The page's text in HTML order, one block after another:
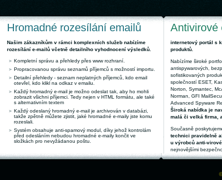
Hromadné rozesílání emailů
Našim zákazníkům v rámci komplexních služeb nabízíme
rozesílání e-mailů včetně detailního vyhodnocení výsledků.
Kompletní správu a přehledy přes www rozhraní.
Propracovanou správu seznamů příjemců s možností importu.
Detailní přehledy - seznam neplatných příjemců, kdo email
otevřel, kdo klikl na odkaz v emailu.
Každý hromadný e-mail je možno odeslat tak, aby ho mohli
zobrazit všichni příjemci. Tedy nejen v HTML formátu, ale také
s alternativním textem
Každý odeslaný hromadný e-mail je archivován v databázi,
takže zpětně můžete zjistit, jaké hromadné e-maily jste komu
rozeslali.
Systém obsahuje anti-spamový modul, díky jehož kontrolám
před odesláním nebudou hromadné e-maily končit ve
složkách pro nevyžádanou poštu.
Antivirové
internetový portál s
produktů.
Nabízíme široké
antispywarových,
sofistikovaných
společností ESET,
Norton, Symantec,
Norman, GFI
Advanced Spyware
Široká nabídka je
malá či velká firma,
Současně
technici pravidelně
u výrobců anti-
nejnovějšími